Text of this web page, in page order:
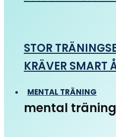
STOR
KRÄVER SMART
MENTAL TRÄNING
mental träning